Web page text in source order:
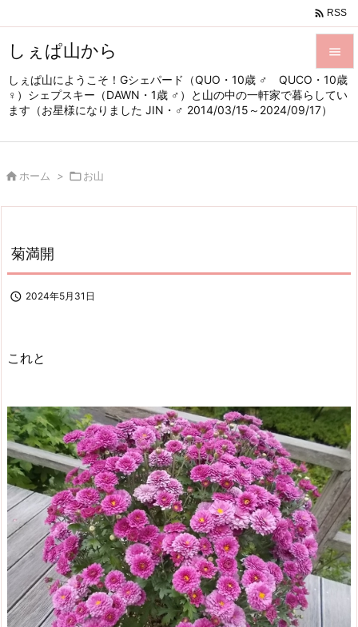
しぇぱ山から
しぇぱ山にようこそ！Gシェパード（QUO・10歳 ♂ QUCO・10歳
♀）シェプスキー（DAWN・1歳 ♂）と山の中の一軒家で暮らしてい
ます（お星様になりました JIN・♂ 2014/03/15～2024/09/17）


メニュ
サイド

 RSS
 ホーム > お山
菊満開
 2024年5月31日
これと